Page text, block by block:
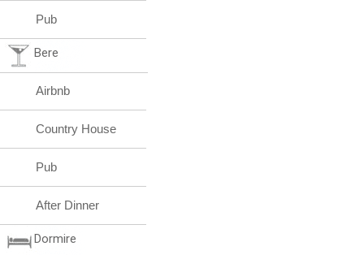
Pub
Bere
Airbnb
Country House
Pub
After Dinner
Dormire